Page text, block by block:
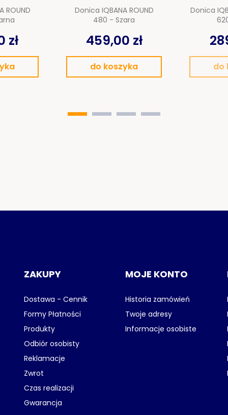
ROUND
zł
Donica IQBANA ROUND
480 - Szara
459,00 zł
do koszyka
Donica
do
ZAKUPY
Dostawa - Cennik
Formy Płatności
Produkty
Odbiór osobisty
Reklamacje
Zwrot
Czas realizacji
Gwarancja
MOJE KONTO
Historia zamówień
Twoje adresy
Informacje osobiste